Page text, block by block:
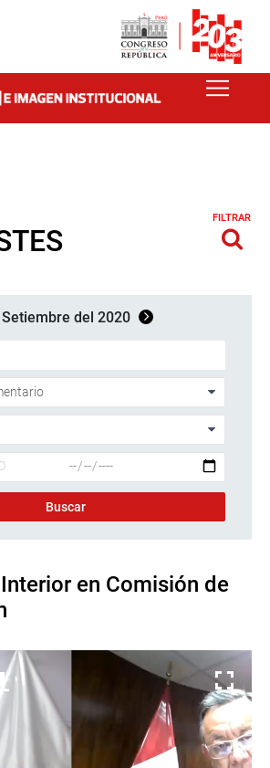
FILTRAR
Setiembre del 2020
en Comisión de